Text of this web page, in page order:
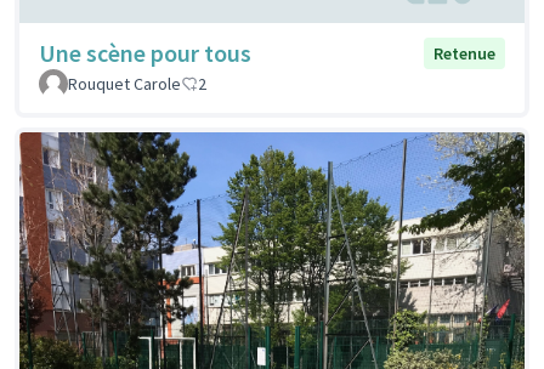
Une scène pour tous
Retenue
Rouquet Carole
2